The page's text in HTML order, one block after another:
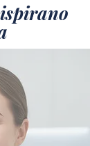
ispirano